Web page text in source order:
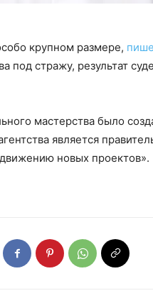
крупном размере,
под стражу, результат
мастерства было
является
новых проектов».